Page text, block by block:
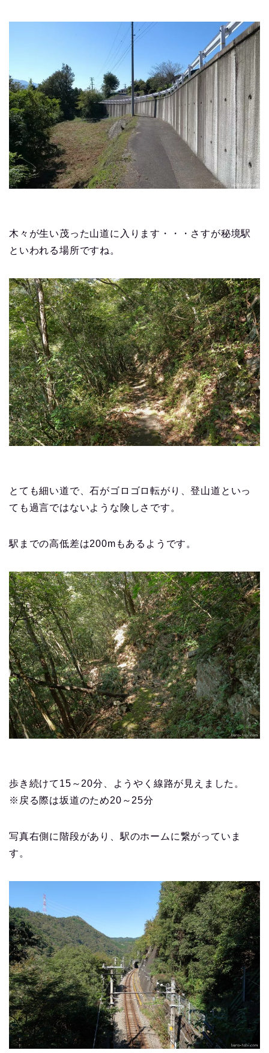
木々が生い茂った山道に入ります・・・さすが秘境駅
といわれる場所ですね。
とても細い道で、石がゴロゴロ転がり、登山道といっ
ても過言ではないような険しさです。
駅までの高低差は200mもあるようです。
歩き続けて15～20分、ようやく線路が見えました。
※戻る際は坂道のため20～25分
写真右側に階段があり、駅のホームに繋がっていま
す。